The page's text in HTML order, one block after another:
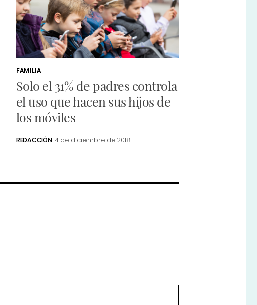
FAMILIA
Solo el 31% de padres controla
el uso que hacen sus hijos de
los móviles
REDACCIÓN 4 de diciembre de 2018